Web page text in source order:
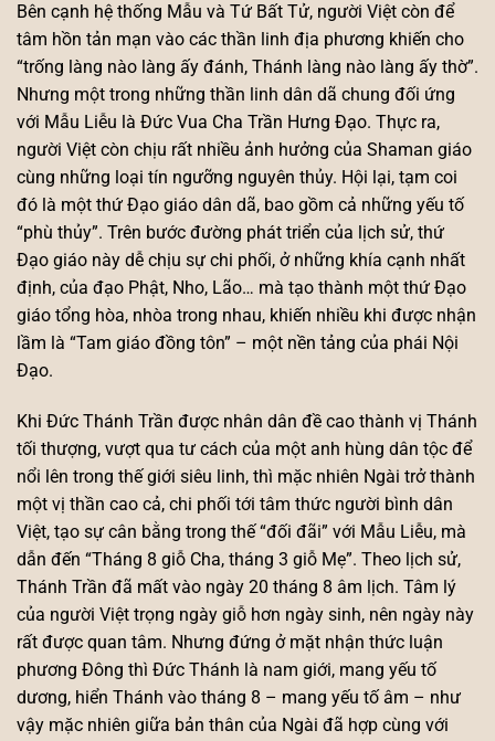
Bên cạnh hệ thống Mẫu và Tứ Bất Tử, người Việt còn để
tâm hồn tản mạn vào các thần linh địa phương khiến cho
“trống làng nào làng ấy đánh, Thánh làng nào làng ấy thờ”.
Nhưng một trong những thần linh dân dã chung đối ứng
với Mẫu Liễu là Đức Vua Cha Trần Hưng Đạo. Thực ra,
người Việt còn chịu rất nhiều ảnh hưởng của Shaman giáo
cùng những loại tín ngưỡng nguyên thủy. Hội lại, tạm coi
đó là một thứ Đạo giáo dân dã, bao gồm cả những yếu tố
“phù thủy”. Trên bước đường phát triển của lịch sử, thứ
Đạo giáo này dễ chịu sự chi phối, ở những khía cạnh nhất
định, của đạo Phật, Nho, Lão… mà tạo thành một thứ Đạo
giáo tổng hòa, nhòa trong nhau, khiến nhiều khi được nhận
lầm là “Tam giáo đồng tôn” – một nền tảng của phái Nội
Đạo.
Khi Đức Thánh Trần được nhân dân đề cao thành vị Thánh
tối thượng, vượt qua tư cách của một anh hùng dân tộc để
nổi lên trong thế giới siêu linh, thì mặc nhiên Ngài trở thành
một vị thần cao cả, chi phối tới tâm thức người bình dân
Việt, tạo sự cân bằng trong thế “đối đãi” với Mẫu Liễu, mà
dẫn đến “Tháng 8 giỗ Cha, tháng 3 giỗ Mẹ”. Theo lịch sử,
Thánh Trần đã mất vào ngày 20 tháng 8 âm lịch. Tâm lý
của người Việt trọng ngày giỗ hơn ngày sinh, nên ngày này
rất được quan tâm. Nhưng đứng ở mặt nhận thức luận
phương Đông thì Đức Thánh là nam giới, mang yếu tố
dương, hiển Thánh vào tháng 8 – mang yếu tố âm – như
vậy mặc nhiên giữa bản thân của Ngài đã hợp cùng với